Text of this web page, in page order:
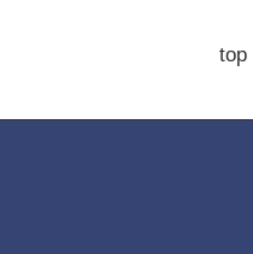
top